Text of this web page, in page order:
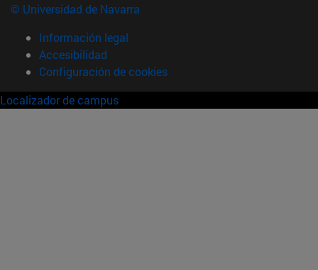
© Universidad de Navarra
Información legal
Accesibilidad
Configuración de cookies
Localizador de campus